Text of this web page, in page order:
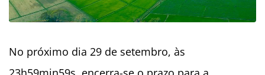
No próximo dia 29 de setembro, às